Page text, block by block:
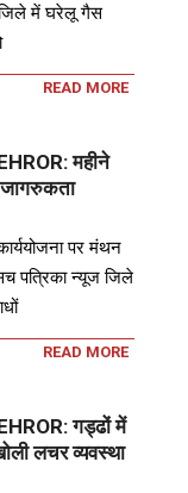
में घरेलू गैस
READ MORE
महीने
पर मंथन
पत्रिका न्यूज जिले
READ MORE
गड्ढों में
लचर व्यवस्था